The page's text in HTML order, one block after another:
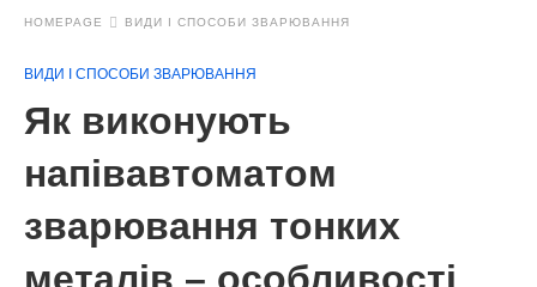
HOMEPAGE ВИДИ І СПОСОБИ ЗВАРЮВАННЯ
ВИДИ І СПОСОБИ ЗВАРЮВАННЯ
Як виконують
напівавтоматом
зварювання тонких